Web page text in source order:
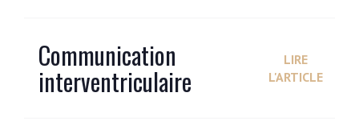
Communication
interventriculaire
LIRE
L'ARTICLE